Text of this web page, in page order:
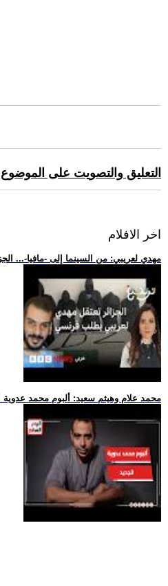
التعليق والتصويت على
اخر الافلام
.. مهدي لعريبي: من السينما إلى -مافيا-...
.. محمد علام وهيثم سعيد: ألبوم محمد عدوية